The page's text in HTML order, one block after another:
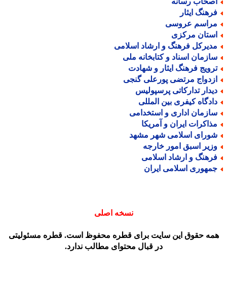
ایثار
عروسی
مرکزی
فرهنگ و ارشاد اسلامی
اسناد و کتابخانه ملی
فرهنگ ایثار و شهادت
مرتضی پورعلی گنجی
تدارکاتی پرسپولیس
کیفری بین المللی
اداری و استخدامی
ایران و آمریکا
اسلامی شهر مشهد
اسبق امور خارجه
و ارشاد اسلامی
اسلامی ایران
نسخه اصلی
حقوق این سایت برای قطره محفوظ است. قطره مسئولیتی
در قبال محتوای مطالب ندارد.